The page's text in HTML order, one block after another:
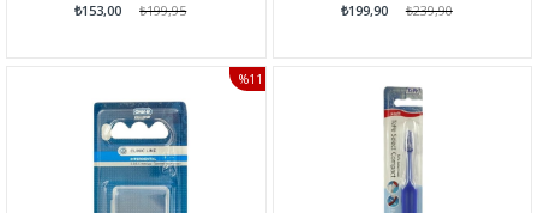
₺153,00 ₺199,95 ₺199,90 ₺239,90
%11